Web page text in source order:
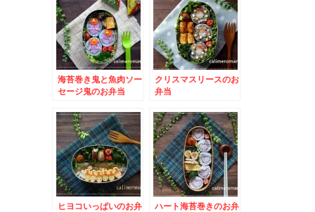
海苔巻き鬼と魚肉ソー
セージ鬼のお弁当
クリスマスリースのお
弁当
ヒヨコいっぱいのお弁
ハート海苔巻きのお弁